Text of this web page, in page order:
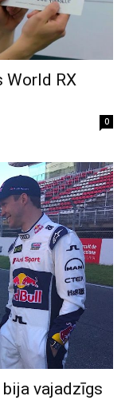
World RX
0
vajadzīgs